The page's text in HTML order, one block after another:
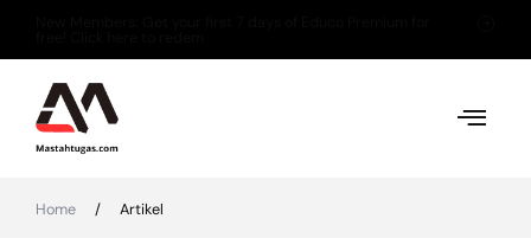
Home / Artikel